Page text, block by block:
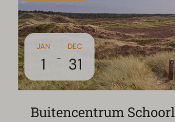
JAN
1 -
DEC
31
Buitencentrum Schoorl